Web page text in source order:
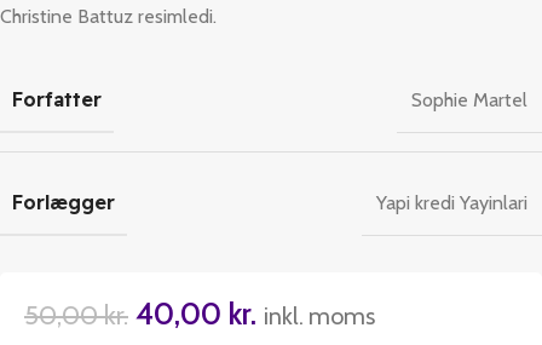
Christine Battuz resimledi.
Forfatter Sophie Martel
Forlægger Yapi kredi Yayinlari
50,00kr. 40,00 kr. inkl. moms